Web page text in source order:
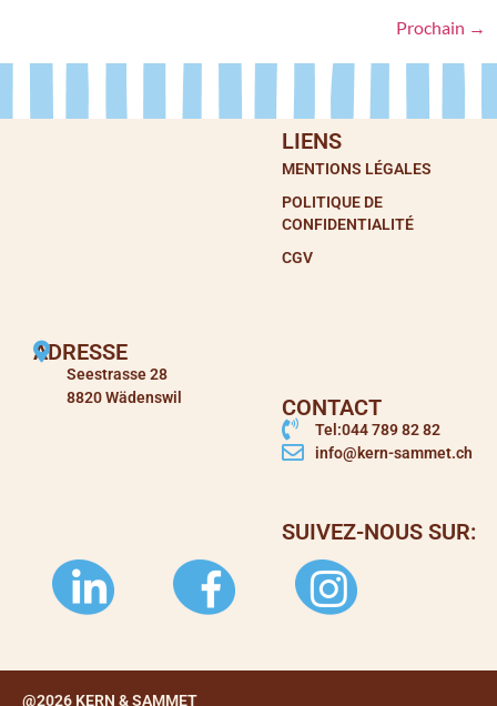
Prochain →
LIENS
MENTIONS LÉGALES
POLITIQUE DE
CONFIDENTIALITÉ
CGV
ADRESSE
Seestrasse 28
8820 Wädenswil
CONTACT
Tel:044 789 82 82
info@kern-sammet.ch
SUIVEZ-NOUS SUR:
@2026 KERN & SAMMET